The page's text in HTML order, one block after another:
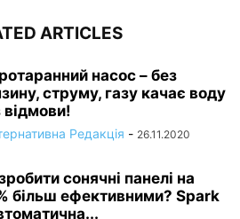
ARTICLES
насос – без
струму, газу качає воду
відмови!
Редакція - 26.11.2020
сонячні панелі на
більш ефективними? Spark